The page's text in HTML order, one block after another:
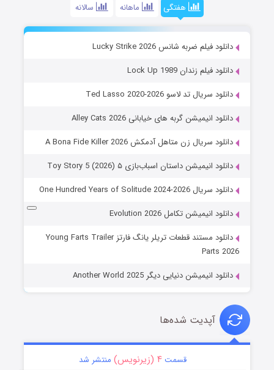
هفتگی ماهانه سالانه
دانلود فیلم ضربه شانس Lucky Strike 2026
دانلود فیلم زندان Lock Up 1989
دانلود سریال تد لاسو Ted Lasso 2020-2026
دانلود انیمیشن گربه های خیابانی Alley Cats 2026
دانلود سریال زن متاهل آدمکش A Bona Fide Killer 2026
دانلود انیمیشن داستان اسباب‌بازی ۵ Toy Story 5 (2026)
دانلود سریال One Hundred Years of Solitude 2024-2026
دانلود انیمیشن تکامل Evolution 2026
دانلود مستند قطعات تریلر یانگ فارتز Young Farts Trailer
Parts 2026
دانلود انیمیشن دنیایی دیگر Another World 2025
آپدیت شده‌ها
قسمت۴ (زیرنویس) منتشر شد